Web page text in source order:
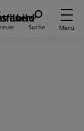
Suche Menü